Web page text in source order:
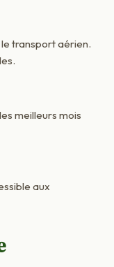
transport aérien.
meilleurs mois
aux